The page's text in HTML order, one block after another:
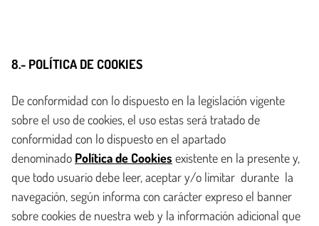
8.- POLÍTICA DE COOKIES
De conformidad con lo dispuesto en la legislación vigente
sobre el uso de cookies, el uso estas será tratado de
conformidad con lo dispuesto en el apartado
denominado Política de Cookies existente en la presente y,
que todo usuario debe leer, aceptar y/o limitar durante la
navegación, según informa con carácter expreso el banner
sobre cookies de nuestra web y la información adicional que